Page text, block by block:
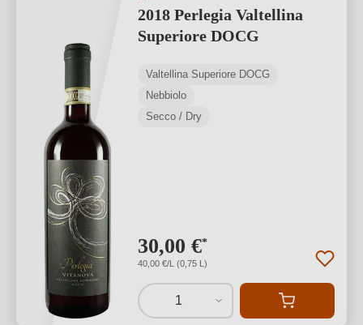
2018 Perlegia Valtellina
Superiore DOCG
Valtellina Superiore DOCG
Nebbiolo
Secco / Dry
30,00 €*
40,00 €/L (0,75 L)
1